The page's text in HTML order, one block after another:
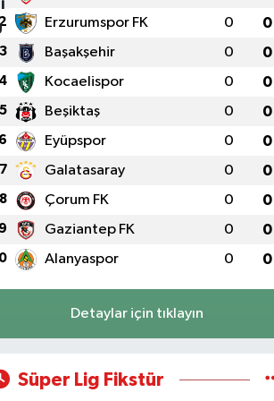
Erzurumspor FK 0 0
3 Başakşehir 0 0
Kocaelispor 0 0
5 Beşiktaş 0 0
Eyüpspor 0 0
7 Galatasaray 0 0
8 Çorum FK 0 0
Gaziantep FK 0 0
Alanyaspor 0 0
Detaylar için tıklayın
Süper Lig Fikstür